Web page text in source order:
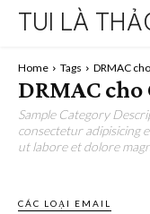
TUI LÀ
Home Tags DRMAC
DRMAC
Sample Category
consectetur adipisicing
ut labore et dolore
CÁC LOẠI EMAIL